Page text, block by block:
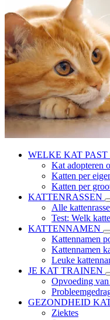
WELKE KAT PAST
Kat adopteren
Katten per
Katten per
KATTENRASSEN
Alle
Test: Welk
KATTENNAMEN
Kattennamen
Kattennamen
Leuke
JE KAT TRAINEN
Opvoeding
GEZONDHEID
Ziektes